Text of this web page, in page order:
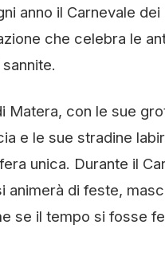
anno il Carnevale dei
che celebra le
Matera, con le sue
e le sue stradine
unica. Durante il
animerà di feste,
se il tempo si fosse